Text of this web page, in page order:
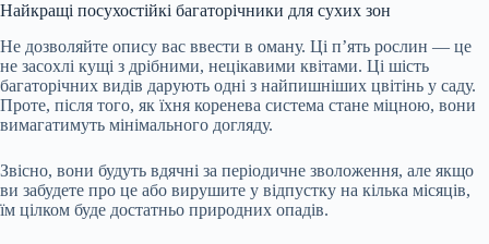
Найкращі посухостійкі багаторічники для сухих зон
Не дозволяйте опису вас ввести в оману. Ці п’ять рослин — це
не засохлі кущі з дрібними, нецікавими квітами. Ці шість
багаторічних видів дарують одні з найпишніших цвітінь у саду.
Проте, після того, як їхня коренева система стане міцною, вони
вимагатимуть мінімального догляду.
Звісно, вони будуть вдячні за періодичне зволоження, але якщо
ви забудете про це або вирушите у відпустку на кілька місяців,
їм цілком буде достатньо природних опадів.